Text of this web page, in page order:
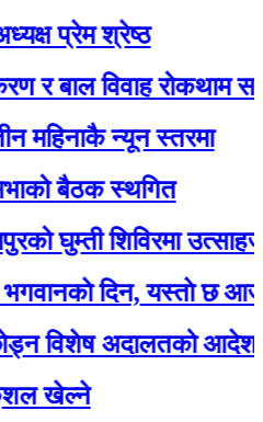
श्रेष्ठ
विवाह रोकथाम
न्यून स्तरमा
स्थगित
शिविरमा उत्साहजनक
दिन, यस्ताे छ आजको
अदालतको आदेश